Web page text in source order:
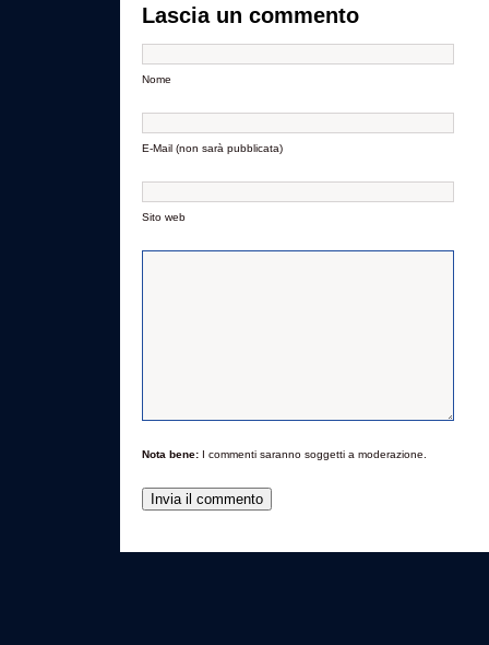
Lascia un commento
Nome
E-Mail (non sarà pubblicata)
Sito web
Nota bene: I commenti saranno soggetti a moderazione.